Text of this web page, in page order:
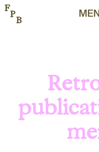
F
P
B